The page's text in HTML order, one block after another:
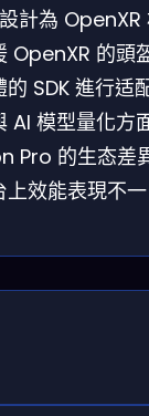
計為 OpenXR
OpenXR 的頭
SDK 進行适
AI 模型量化方
Pro 的生态差
效能表現不